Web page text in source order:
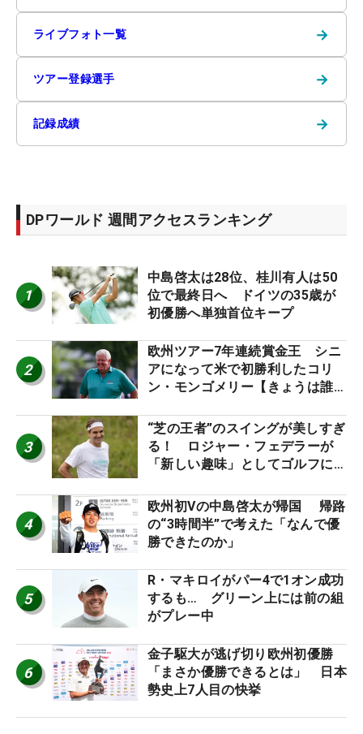
ライブフォト一覧 →
ツアー登録選手 →
記録成績 →
DPワールド 週間アクセスランキング
1
中島啓太は28位、桂川有人は50
位で最終日へ ドイツの35歳が
初優勝へ単独首位キープ
2
欧州ツアー7年連続賞金王 シニ
アになって米で初勝利したコリ
ン・モンゴメリー【きょうは誰の
3
“芝の王者”のスイングが美しすぎ
る！ ロジャー・フェデラーが
「新しい趣味」としてゴルフに挑
4
欧州初Vの中島啓太が帰国 帰路
の“3時間半”で考えた「なんで優
勝できたのか」
5
R・マキロイがパー4で1オン成功
するも… グリーン上には前の組
がプレー中
6
金子駆大が逃げ切り欧州初優勝
「まさか優勝できるとは」 日本
勢史上7人目の快挙